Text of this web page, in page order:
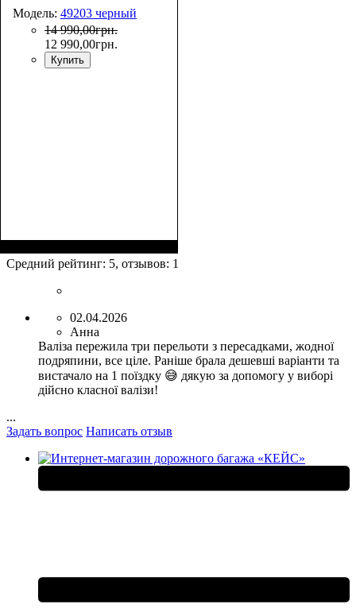
Модель: 49203 черный
14 990,00грн.
12 990,00грн.
Купить
Средний рейтинг: 5, отзывов: 1
02.04.2026
Анна
Валіза пережила три перельоти з пересадками, жодної
подряпини, все ціле. Раніше брала дешевші варіанти та
вистачало на 1 поїздку 😅 дякую за допомогу у виборі
дійсно класної валізи!
...
Задать вопрос Написать отзыв